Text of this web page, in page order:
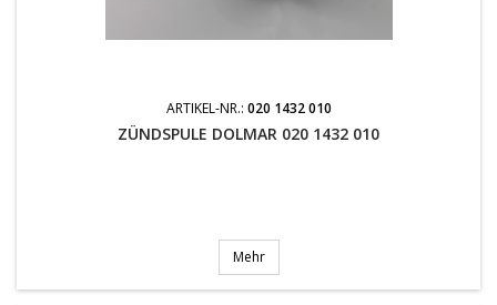
ARTIKEL-NR.: 020 1432 010
ZÜNDSPULE DOLMAR 020 1432 010
Mehr